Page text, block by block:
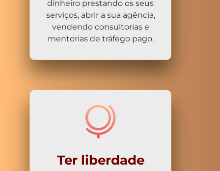
dinheiro prestando os seus
serviços, abrir a sua agência,
vendendo consultorias e
mentorias de tráfego pago.
Ter liberdade